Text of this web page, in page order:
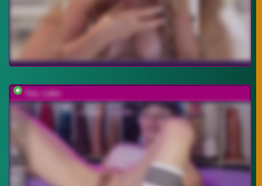
You_Lalia